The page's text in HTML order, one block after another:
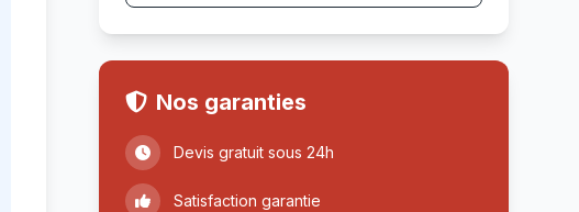
Nos garanties
Devis gratuit sous 24h
Satisfaction garantie